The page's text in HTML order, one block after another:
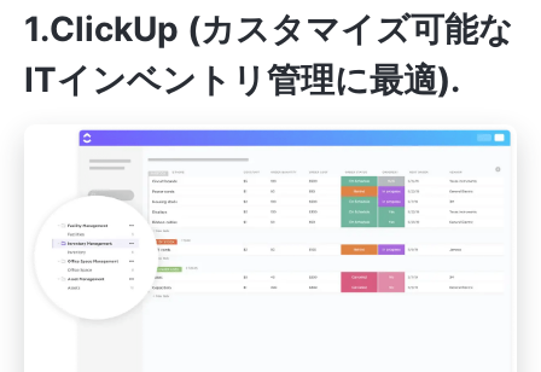
1.ClickUp (カスタマイズ可能な
ITインベントリ管理に最適).